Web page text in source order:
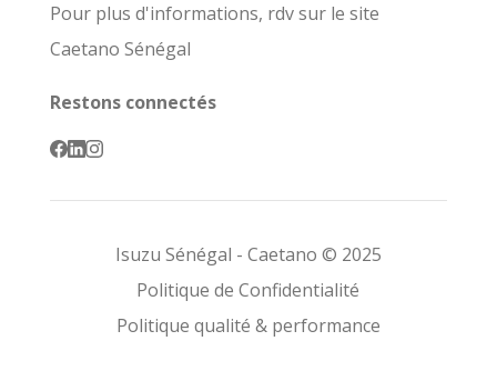
Pour plus d'informations, rdv sur le site
Caetano Sénégal
Restons connectés
Isuzu Sénégal - Caetano © 2025
Politique de Confidentialité
Politique qualité & performance